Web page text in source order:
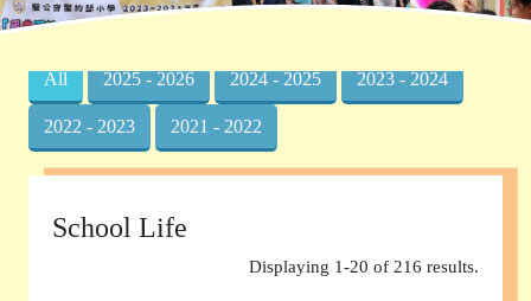
All 2025 - 2026 2024 - 2025 2023 - 2024
2022 - 2023 2021 - 2022
School Life
Displaying 1-20 of 216 results.